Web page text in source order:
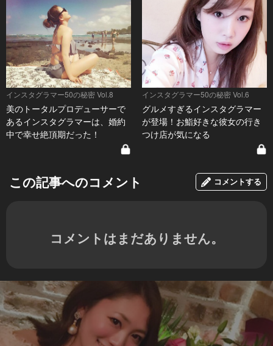
インスタグラマー50の秘密 Vol.8
美のトータルプロデューサーで
あるインスタグラマーは、婚約
中で幸せ絶頂期だった！
インスタグラマー50の秘密 Vol.6
グルメすぎるインスタグラマー
が登場！お鮨好きな彼女の行き
つけ店が気になる
この記事へのコメント コメントする
コメントはまだありません。